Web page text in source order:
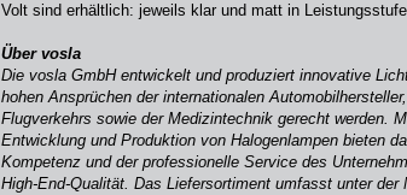
Volt sind erhältlich: jeweils klar und matt in
Über vosla
Die vosla GmbH entwickelt und produziert innovative
hohen Ansprüchen der internationalen
Flugverkehrs sowie der Medizintechnik gerecht werden.
Entwicklung und Produktion von Halogenlampen bieten
Kompetenz und der professionelle Service des
High-End-Qualität. Das Liefersortiment umfasst unter